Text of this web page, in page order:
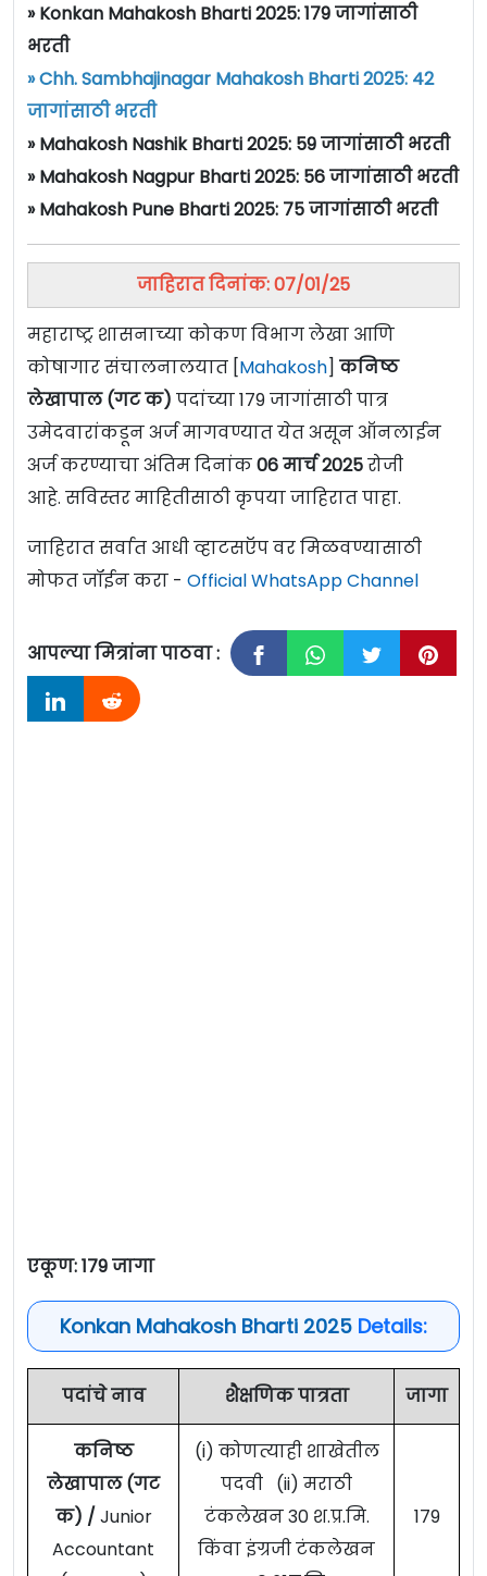
» Konkan Mahakosh Bharti 2025: 179 जागांसाठी
भरती
» Chh. Sambhajinagar Mahakosh Bharti 2025: 42
जागांसाठी भरती
» Mahakosh Nashik Bharti 2025: 59 जागांसाठी भरती
» Mahakosh Nagpur Bharti 2025: 56 जागांसाठी भरती
» Mahakosh Pune Bharti 2025: 75 जागांसाठी भरती
जाहिरात दिनांक: 07/01/25
महाराष्ट्र शासनाच्या कोकण विभाग लेखा आणि
कोषागार संचालनालयात [Mahakosh] कनिष्ठ
लेखापाल (गट क) पदांच्या 179 जागांसाठी पात्र
उमेदवारांकडून अर्ज मागवण्यात येत असून ऑनलाईन
अर्ज करण्याचा अंतिम दिनांक06 मार्च 2025रोजी
आहे. सविस्तर माहितीसाठी कृपया जाहिरात पाहा.
जाहिरात सर्वात आधी व्हाटसऍप वर मिळवण्यासाठी
मोफत जॉईन करा - Official WhatsApp Channel
आपल्या मित्रांना पाठवा :
एकूण: 179 जागा
Konkan Mahakosh Bharti 2025 Details:
पदांचे नाव शैक्षणिक पात्रता जागा
कनिष्ठ
लेखापाल (गट
क) / Junior
Accountant
(i) कोणत्याही शाखेतील
पदवी (ii) मराठी
टंकलेखन 30 श.प्र.मि.
किंवा इंग्रजी टंकलेखन
179